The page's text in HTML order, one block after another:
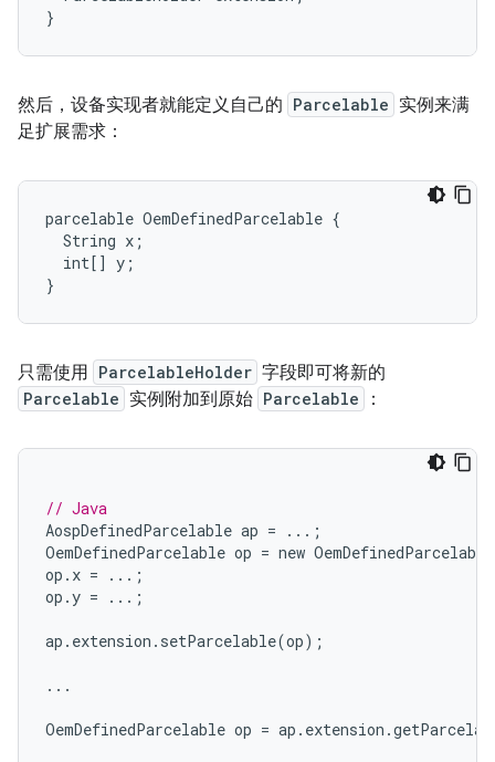
然后，设备实现者就能定义自己的 Parcelable 实例来满
足扩展需求：
parcelable OemDefinedParcelable {
  String x;
  int[] y;
只需使用 ParcelableHolder 字段即可将新的
Parcelable 实例附加到原始 Parcelable ：
// Java
AospDefinedParcelable ap =
...;
OemDefinedParcelable op = new OemDefinedParcelable
op . x =
...;
op .y = ...;
ap . extension . setParcelable(op);
...
OemDefinedParcelable op = ap . extension .